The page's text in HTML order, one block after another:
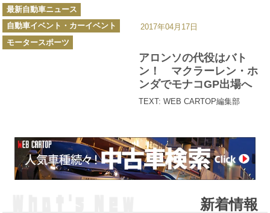
アロンソの代役はバト
ン！ マクラーレン・ホ
ンダでモナコGP出場へ
TEXT: WEB CARTOP編集部
カ
テ
ゴ
リ
ー
最新自動車ニュース
自動車イベント・カーイベント
モータースポーツ
2017年04月17日
新着情報